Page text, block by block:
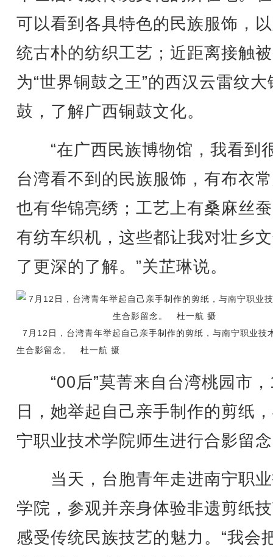
可以看到各具特色的民族服饰，
统古朴的纺织工艺；近距离接触
为“世界铜鼓之王”的西汉云雷纹大
鼓，了解广西铜鼓文化。
“在广西民族博物馆，我看到
台湾看不到的民族服饰，有布衣
也有华锦亮绣；工艺上有桑麻丝
有纺车织机，这些都让我对壮乡
了更深的了解。”关芷琳说。
7月12日，台湾青年举起自己亲手制作的剪纸，与南宁职业技
生合影留念。 杜一航 摄
“00后”莫菁来自台湾桃园市，
日，她举起自己亲手制作的剪纸
宁职业技术学院师生进行合影留
当天，台胞青年走进南宁职
学院，参观并亲身体验非遗剪纸
感受传统民族技艺的魅力。“我会